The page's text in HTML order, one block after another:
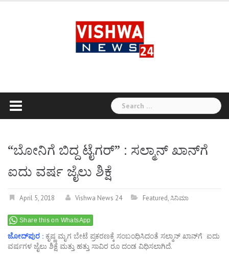
Search
for:
“ಬೋನಿಗೆ ಬಿದ್ದ ಟೈಗರ್‌” : ಸಲ್ಮಾನ್‌ ಖಾನ್‌ಗೆ
ಐದು ವರ್ಷ ಜೈಲು ಶಿಕ್ಷೆ
April 5, 2018 Vishwa News 24 Featured,ಸಿನಿಮಾ
Share this on WhatsApp
ಜೋದ್‌ಪುರ : ಕೃಷ್ಣ ಮೃಗ ಬೇಟೆ ಪ್ರಕರಣಕ್ಕೆ ಸಂಬಂಧಿಸಿದಂತೆ ಸಲ್ಮಾನ್ ಖಾನ್‌ಗೆ ಐದು
ವರ್ಷಗಳ ಜೈಲು ಶಿಕ್ಷೆ ಮತ್ತು ಹತ್ತು ಸಾವಿರ ರೂ ದಂಡ ವಿಧಿಸಲಾಗಿದೆ.